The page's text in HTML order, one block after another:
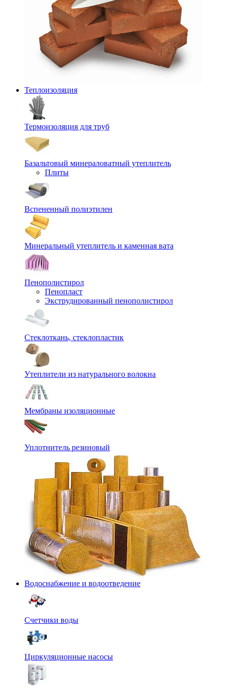
Теплоизоляция
Термоизоляция для труб
Базальтовый минераловатный утеплитель
Плиты
Вспененный полиэтилен
Минеральный утеплитель и каменная вата
Пенополистирол
Пенопласт
Экструдированный пенополистирол
Стеклоткань, стеклопластик
Утеплители из натурального волокна
Мембраны изоляционные
Уплотнитель резиновый
Водоснабжение и водоотведение
Счетчики воды
Циркуляционные насосы